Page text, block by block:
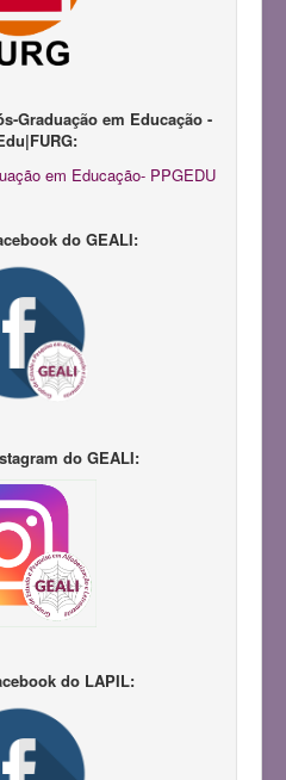
Graduação em Educação -
do GEALI:
do GEALI:
do LAPIL: